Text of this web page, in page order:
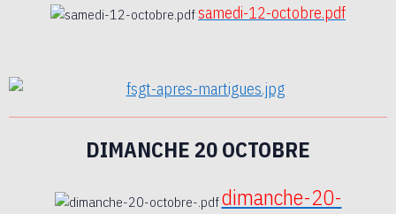
samedi-12-octobre.pdf
DIMANCHE 20 OCTOBRE
dimanche-20-